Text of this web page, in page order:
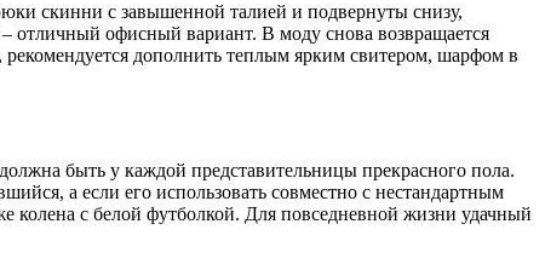
скинни с завышенной талией и подвернуты снизу,
отличный офисный вариант. В моду снова возвращается
дополнить теплым ярким свитером, шарфом в
быть у каждой представительницы прекрасного пола.
а если его использовать совместно с нестандартным
колена с белой футболкой. Для повседневной жизни удачный